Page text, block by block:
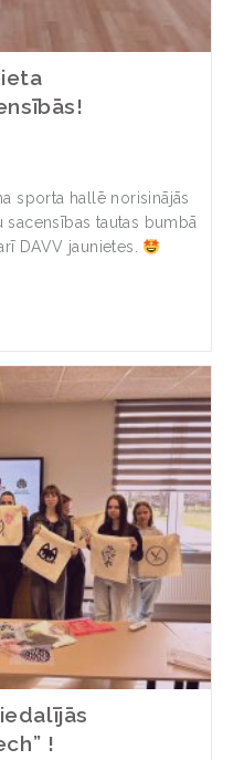
sporta hallē norisinājās
tautas bumbā
DAVV jaunietes.
!